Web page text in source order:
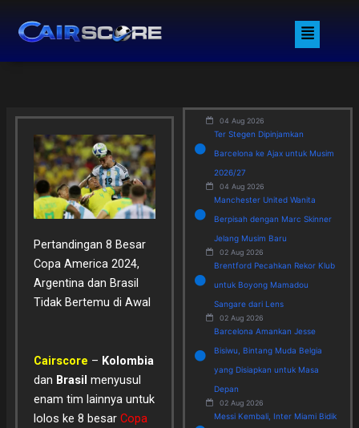
content
Menu
Pertandingan 8 Besar
Copa America 2024,
Argentina dan Brasil
Tidak Bertemu di Awal
Cairscore – Kolombia
dan Brasil menyusul
enam tim lainnya untuk
lolos ke 8 besar Copa
04 Aug 2026
Ter Stegen Dipinjamkan
Barcelona ke Ajax untuk Musim
2026/27
04 Aug 2026
Manchester United Wanita
Berpisah dengan Marc Skinner
Jelang Musim Baru
02 Aug 2026
Brentford Pecahkan Rekor Klub
untuk Boyong Mamadou
Sangare dari Lens
02 Aug 2026
Barcelona Amankan Jesse
Bisiwu, Bintang Muda Belgia
yang Disiapkan untuk Masa
Depan
02 Aug 2026
Messi Kembali, Inter Miami Bidik